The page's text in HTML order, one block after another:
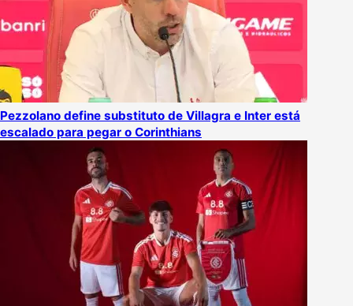
Pezzolano define substituto de Villagra e Inter está
escalado para pegar o Corinthians